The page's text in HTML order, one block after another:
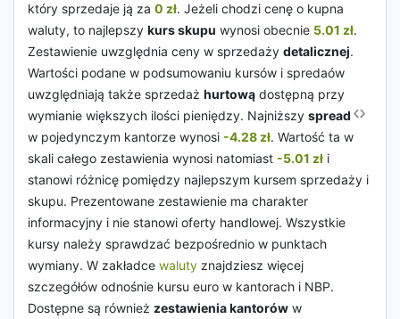
który sprzedaje ją za 0 zł. Jeżeli chodzi cenę o kupna
waluty, to najlepszy kurs skupu wynosi obecnie 5.01 zł.
Zestawienie uwzględnia ceny w sprzedaży detalicznej.
Wartości podane w podsumowaniu kursów i spredaów
uwzględniają także sprzedaż hurtową dostępną przy
wymianie większych ilości pieniędzy. Najniższy spread
w pojedynczym kantorze wynosi -4.28 zł. Wartość ta w
skali całego zestawienia wynosi natomiast -5.01 zł i
stanowi różnicę pomiędzy najlepszym kursem sprzedaży i
skupu. Prezentowane zestawienie ma charakter
informacyjny i nie stanowi oferty handlowej. Wszystkie
kursy należy sprawdzać bezpośrednio w punktach
wymiany. W zakładce waluty znajdziesz więcej
szczegółów odnośnie kursu euro w kantorach i NBP.
Dostępne są również zestawienia kantorów w